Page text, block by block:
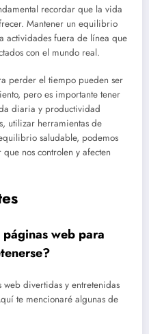
recordar que la vida
Mantener un equilibrio
actividades fuera de línea que
con el mundo real.
perder el tiempo pueden ser
pero es importante tener
diaria y productividad
utilizar herramientas de
saludable, podemos
nos controlen y afecten
web para
divertidas y entretenidas
te mencionaré algunas de